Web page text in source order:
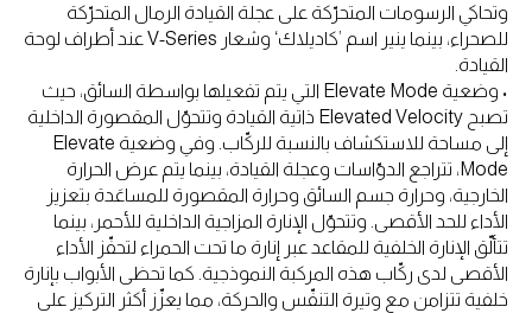
وتحاكي الرسومات المتحرّكة على عجلة القيادة الرمال المتحرّكة
للصحراء، بينما ينير اسم ’كاديلاك‘ وشعار V-Series عند أطراف لوحة
القيادة.
• وضعية Elevate Mode التي يتم تفعيلها بواسطة السائق، حيث
تصبح Elevated Velocity ذاتية القيادة وتتحوّل المقصورة الداخلية
إلى مساحة للاستكشاف بالنسبة للركّاب. وفي وضعية Elevate
Mode، تتراجع الدوّاسات وعجلة القيادة، بينما يتم عرض الحرارة
الخارجية، وحرارة جسم السائق وحرارة المقصورة للمساعَدة بتعزيز
الأداء للحد الأقصى. وتتحوّل الإنارة المزاجية الداخلية للأحمر، بينما
تتألّق الإنارة الخلفية للمقاعد عبر إنارة ما تحت الحمراء لتحفّز الأداء
الأقصى لدى ركّاب هذه المركبة النموذجية. كما تحظى الأبواب بإنارة
خلفية تتزامن مع وتيرة التنفّس والحركة، مما يعزّز أكثر التركيز على